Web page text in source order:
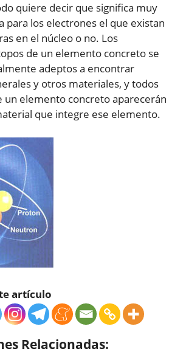
quiere decir que significa muy
para los electrones el que existan
en el núcleo o no. Los
de un elemento concreto se
adeptos a encontrar
y otros materiales, y todos
un elemento concreto aparecerán
que integre ese elemento.
artículo
Relacionadas: